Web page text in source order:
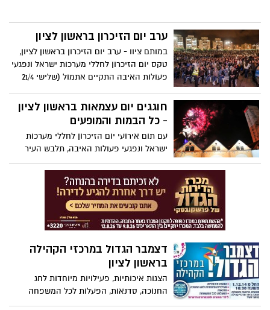
ערב יום הזיכרון בראשון לציון
במותם ציוו - ערב יום הזיכרון בראשון לציון,
טקס יום הזיכרון לחללי מערכות ישראל ונפגעי
פעולות האיבה התקיים אתמול (שלישי 21/4
תחת כיפת השמיים.
חוגגים יום עצמאות בראשון לציון
- כל הבמות והמופעים
עם תום אירועי יום הזיכרון לחללי מערכות
ישראל ונפגעי פעולות האיבה, תלבש העיר
ראשון לציון חג ותחגוג את יום העצמאות ה-67
למדינת ישראל. בהתאם למדיניות ראש עיריית
לציון , דב צור, אירועי החג יתקיימו בשמונה
במות ברחבי העיר- גן המושבה, בית העם,
הרובע, פארק הזיכרון, נאות שקמה, שיכון
המזרח, רמת אליהו ונווה חוף.
דצמבר הגדול במרכזי הקהילה
בראשון לציון
הצגות איכותיות, פעילויות מיוחדות לחג
החנוכה, סדנאות, הפעלות לכל המשפחה
לילדי החוגים ולמצטרפים חדשים. כל